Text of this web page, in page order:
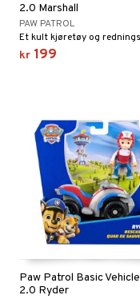
2.0 Marshall
PAW PATROL
kr 199
Paw Patrol Basic Vehicle
2.0 Ryder